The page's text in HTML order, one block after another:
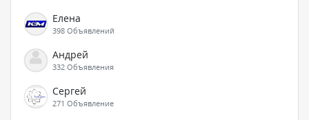
Елена
398 Объявлений
Андрей
332 Объявления
Сергей
271 Объявление